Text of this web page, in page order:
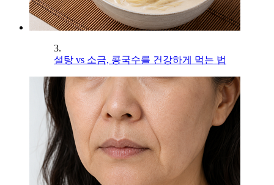
3.
설탕 vs 소금, 콩국수를 건강하게 먹는 법